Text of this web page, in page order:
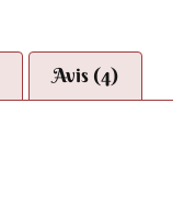
Avis (4)